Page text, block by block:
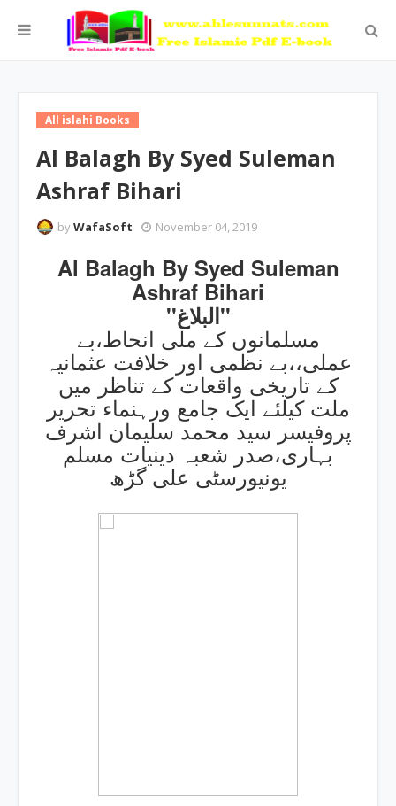
All islahi Books
Al Balagh By Syed Suleman
Ashraf Bihari
byWafaSoft November 04, 2019
Al Balagh By Syed Suleman
Ashraf Bihari
''البلاغ''
مسلمانوں کے ملی انحاط،بے
عملی،،بے نظمی اور خلافت عثمانیہ
کے تاریخی واقعات کے تناظر میں
ملت کیلئے ایک جامع ورہنماء تحریر
پروفیسر سید محمد سلیمان اشرف
بہاری،صدر شعبہ دینیات مسلم
یونیورسٹی علی گڑھ